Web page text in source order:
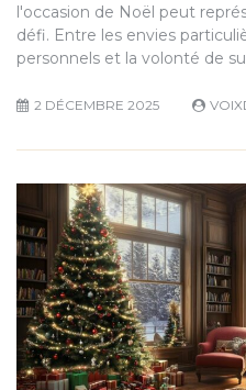
l'occasion de Noël peut
défi. Entre les envies
personnels et la volonté de
2 DÉCEMBRE 2025